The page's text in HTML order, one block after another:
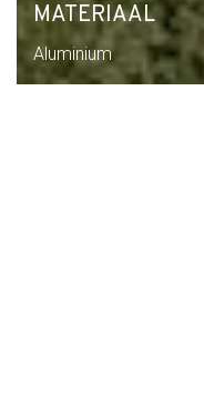
MATERIAAL
Aluminium